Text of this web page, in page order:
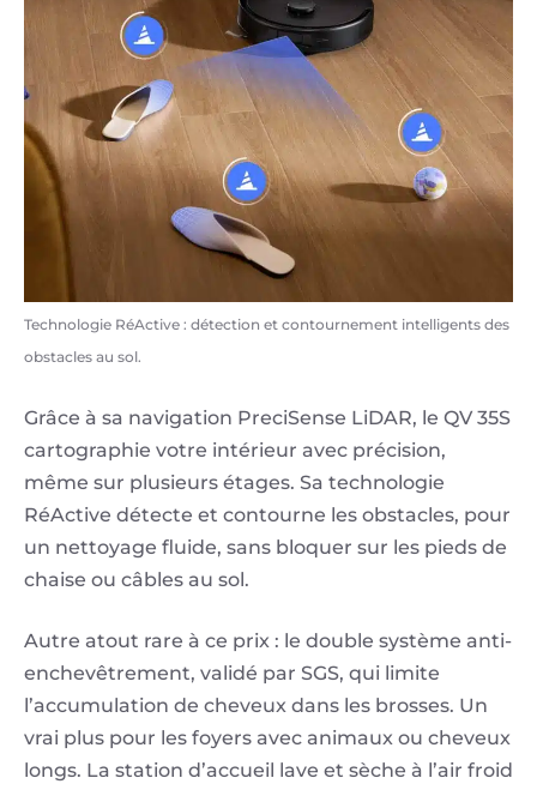
Technologie RéActive : détection et contournement intelligents des
obstacles au sol.
Grâce à sa navigation PreciSense LiDAR, le QV 35S
cartographie votre intérieur avec précision,
même sur plusieurs étages. Sa technologie
RéActive détecte et contourne les obstacles, pour
un nettoyage fluide, sans bloquer sur les pieds de
chaise ou câbles au sol.
Autre atout rare à ce prix : le double système anti-
enchevêtrement, validé par SGS, qui limite
l’accumulation de cheveux dans les brosses. Un
vrai plus pour les foyers avec animaux ou cheveux
longs. La station d’accueil lave et sèche à l’air froid